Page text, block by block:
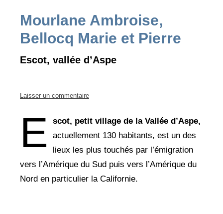
Mourlane Ambroise,
Bellocq Marie et Pierre
Escot, vallée d’Aspe
Laisser un commentaire
E
scot, petit village de la Vallée d’Aspe,
actuellement 130 habitants, est un des
lieux les plus touchés par l’émigration
vers l’Amérique du Sud puis vers l’Amérique du
Nord en particulier la Californie.